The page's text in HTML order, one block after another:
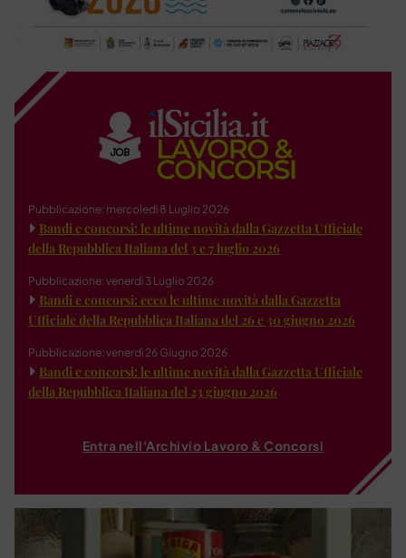
Pubblicazione: mercoledì 8 Luglio 2026
Bandi e concorsi: le ultime novità dalla Gazzetta Ufficiale
della Repubblica Italiana del 3 e 7 luglio 2026
Pubblicazione: venerdì 3 Luglio 2026
Bandi e concorsi: ecco le ultime novità dalla Gazzetta
Ufficiale della Repubblica Italiana del 26 e 30 giugno 2026
Pubblicazione: venerdì 26 Giugno 2026
Bandi e concorsi: le ultime novità dalla Gazzetta Ufficiale
della Repubblica Italiana del 23 giugno 2026
Entra nell'Archivio Lavoro & Concorsi